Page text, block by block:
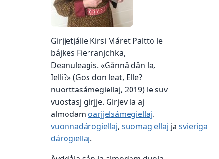
Girjjetjálle Kirsi Máret Paltto le
bájkes Fierranjohka,
Deanuleagis. «Gånnå dån la,
Ielli?» (Gos don leat, Elle?
nuorttasámegiellaj, 2019) le suv
vuostasj girjje. Girjev la aj
almodam oarjjelsámegiellaj,
vuonnadárogiellaj, suomagiellaj ja svieriga
dárogiellaj.